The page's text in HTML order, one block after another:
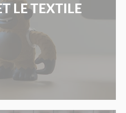
LE TEXTILE